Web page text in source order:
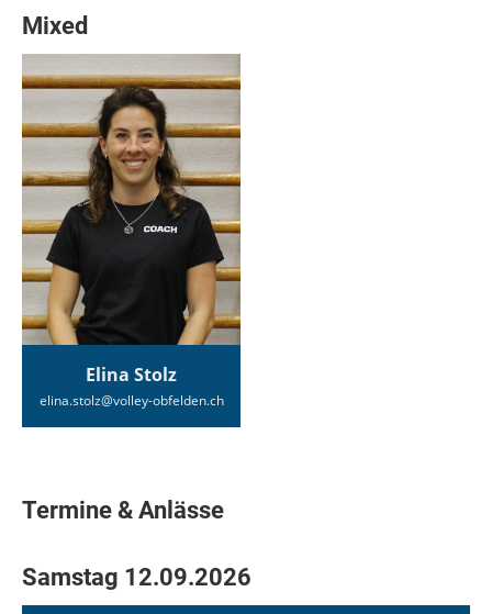
Mixed
Elina Stolz
elina.stolz@volley-obfelden.ch
Termine & Anlässe
Samstag 12.09.2026